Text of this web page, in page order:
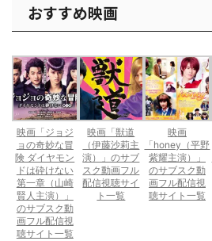
おすすめ映画
映画「ジョジ
ョの奇妙な冒
険 ダイヤモン
ドは砕けない
第一章（山崎
賢人主演）」
のサブスク動
画フル配信視
聴サイト一覧
映画「獣道
（伊藤沙莉主
演）」のサブ
スク動画フル
配信視聴サイ
ト一覧
映画
「honey（平野
紫耀主演）」
のサブスク動
画フル配信視
聴サイト一覧